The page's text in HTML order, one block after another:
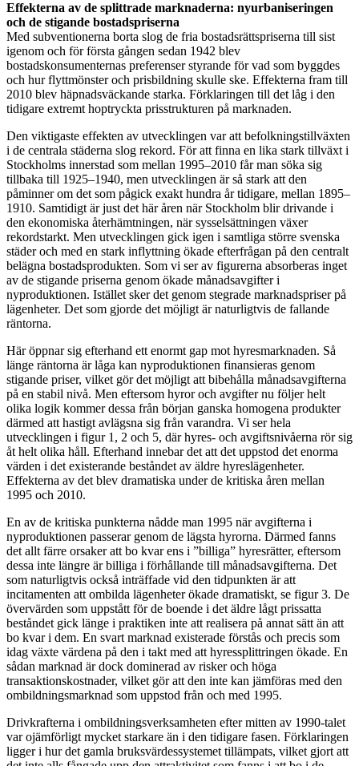
Effekterna av de splittrade marknaderna: nyurbaniseringen
och de stigande bostadspriserna
Med subventionerna borta slog de fria bostadsrättspriserna till sist
igenom och för första gången sedan 1942 blev
bostadskonsumenternas preferenser styrande för vad som byggdes
och hur flyttmönster och prisbildning skulle ske. Effekterna fram till
2010 blev häpnadsväckande starka. Förklaringen till det låg i den
tidigare extremt hoptryckta prisstrukturen på marknaden.
Den viktigaste effekten av utvecklingen var att befolkningstillväxten
i de centrala städerna slog rekord. För att finna en lika stark tillväxt i
Stockholms innerstad som mellan 1995–2010 får man söka sig
tillbaka till 1925–1940, men utvecklingen är så stark att den
påminner om det som pågick exakt hundra år tidigare, mellan 1895–
1910. Samtidigt är just det här åren när Stockholm blir drivande i
den ekonomiska återhämtningen, när sysselsättningen växer
rekordstarkt. Men utvecklingen gick igen i samtliga större svenska
städer och med en stark inflyttning ökade efterfrågan på den centralt
belägna bostadsprodukten. Som vi ser av figurerna absorberas inget
av de stigande priserna genom ökade månadsavgifter i
nyproduktionen. Istället sker det genom stegrade marknadspriser på
lägenheter. Det som gjorde det möjligt är naturligtvis de fallande
räntorna.
Här öppnar sig efterhand ett enormt gap mot hyresmarknaden. Så
länge räntorna är låga kan nyproduktionen finansieras genom
stigande priser, vilket gör det möjligt att bibehålla månadsavgifterna
på en stabil nivå. Men eftersom hyror och avgifter nu följer helt
olika logik kommer dessa från början ganska homogena produkter
därmed att hastigt avlägsna sig från varandra. Vi ser hela
utvecklingen i figur 1, 2 och 5, där hyres- och avgiftsnivåerna rör sig
åt helt olika håll. Efterhand innebar det att det uppstod det enorma
värden i det existerande beståndet av äldre hyreslägenheter.
Effekterna av det blev dramatiska under de kritiska åren mellan
1995 och 2010.
En av de kritiska punkterna nådde man 1995 när avgifterna i
nyproduktionen passerar genom de lägsta hyrorna. Därmed fanns
det allt färre orsaker att bo kvar ens i ”billiga” hyresrätter, eftersom
dessa inte längre är billiga i förhållande till månadsavgifterna. Det
som naturligtvis också inträffade vid den tidpunkten är att
incitamenten att ombilda lägenheter ökade dramatiskt, se figur 3. De
övervärden som uppstått för de boende i det äldre lågt prissatta
beståndet gick länge i praktiken inte att realisera på annat sätt än att
bo kvar i dem. En svart marknad existerade förstås och precis som
idag växte värdena på den i takt med att hyressplittringen ökade. En
sådan marknad är dock dominerad av risker och höga
transaktionskostnader, vilket gör att den inte kan jämföras med den
ombildningsmarknad som uppstod från och med 1995.
Drivkrafterna i ombildningsverksamheten efter mitten av 1990-talet
var ojämförligt mycket starkare än i den tidigare fasen. Förklaringen
ligger i hur det gamla bruksvärdessystemet tillämpats, vilket gjort att